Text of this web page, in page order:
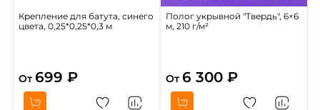
Крепление для батута, синего
цвета, 0,25*0,25*0,3 м
От 699 ₽
Полог укрывной "Твердь", 6×6
м, 210 г/м²
От 6 300 ₽